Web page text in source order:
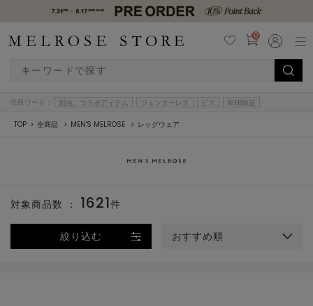
0
注目ワード： 別注、コラボアイテム ジェンダーレス ビズ WEB限定
TOP 全商品 MEN'S MELROSE レッグウェア
絞り込む おすすめ順
対象商品数 ： 1621件